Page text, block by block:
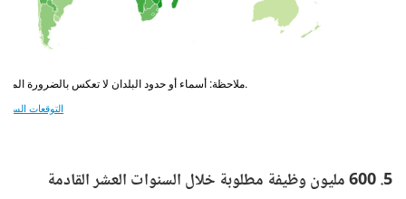
5. 600 مليون وظيفة مطلوبة خلال السنوات العشر القادمة